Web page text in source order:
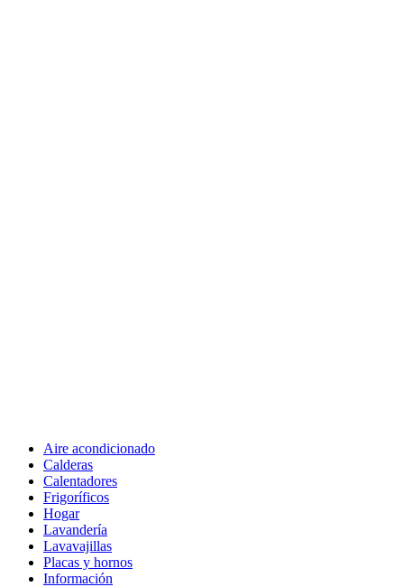
Aire acondicionado
Calderas
Calentadores
Frigoríficos
Hogar
Lavandería
Lavavajillas
Placas y hornos
Información